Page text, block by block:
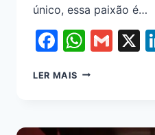
único, essa paixão é…
X
LER MAIS